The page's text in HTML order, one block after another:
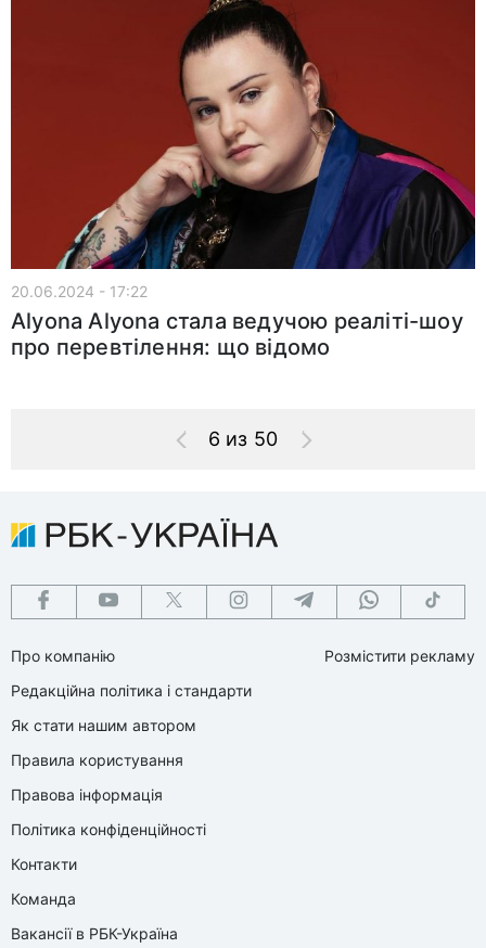
20.06.2024 - 17:22
Alyona Alyona стала ведучою реаліті-шоу
про перевтілення: що відомо
6 из 50
Про компанію
Редакційна політика і стандарти
Як стати нашим автором
Правила користування
Правова інформація
Політика конфіденційності
Контакти
Команда
Вакансії в РБК-Україна
Розмістити рекламу